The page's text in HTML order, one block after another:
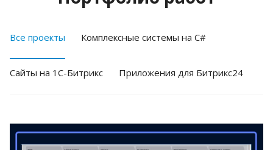
Все проекты Комплексные системы на C#
Cайты на 1С-Битрикс Приложения для Битрикс24